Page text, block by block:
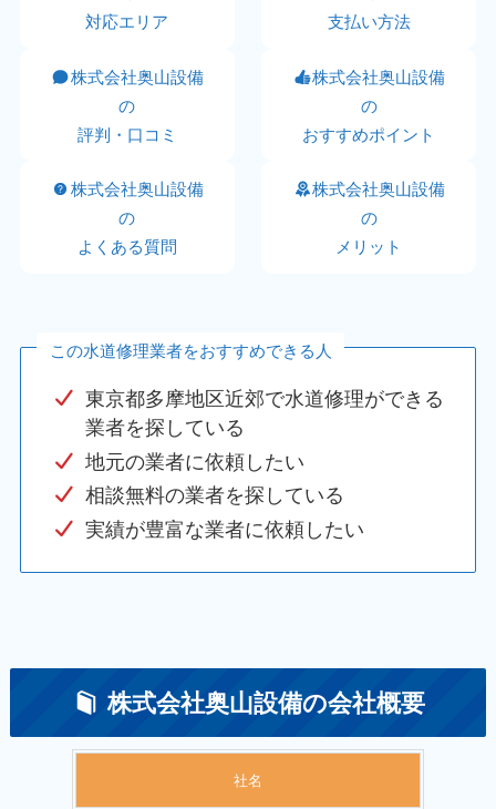
対応エリア
支払い方法
株式会社奥山設備
の
評判・口コミ
株式会社奥山設備
の
おすすめポイント
株式会社奥山設備
の
よくある質問
株式会社奥山設備
の
メリット
この水道修理業者をおすすめできる人
東京都多摩地区近郊で水道修理ができる
業者を探している
地元の業者に依頼したい
相談無料の業者を探している
実績が豊富な業者に依頼したい
株式会社奥山設備の会社概要
社名